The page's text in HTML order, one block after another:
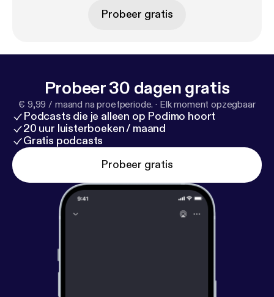
Probeer gratis
Probeer 30 dagen gratis
€ 9,99 / maand na proefperiode. · Elk moment opzegbaar
Podcasts die je alleen op Podimo hoort
20 uur luisterboeken / maand
Gratis podcasts
Probeer gratis